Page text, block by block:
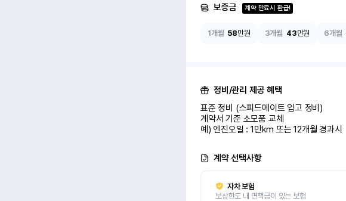
보증금 계약 만료시 환급!
1개월 58만원 3개월 43만원 6개월
정비/관리 제공 혜택
표준 정비 (스피드메이트 입고 정비)
계약서 기준 소모품 교체
예) 엔진오일 : 1만km 또는 12개월 경과시
계약 선택사항
자차 보험
보상한도 내 면책금이 있는 보험